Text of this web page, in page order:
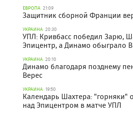
ЕВРОПА 21:09
Защитник сборной Франции
УКРАИНА 20:30
УПЛ: Кривбасс победил Зарю,
Эпицентр, а Динамо обыграло
УКРАИНА 20:10
Динамо благодаря позднему
Верес
УКРАИНА 19:50
Календарь Шахтера: "горняки"
над Эпицентром в матче УПЛ